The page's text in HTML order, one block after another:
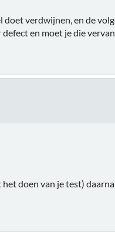
doet verdwijnen, en de
en moet je die
doen van je test)